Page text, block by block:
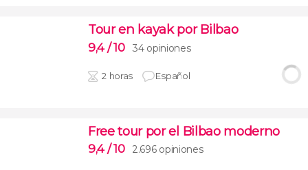
Tour en kayak por Bilbao
9,4 / 10 34 opiniones
2 horas Español
Free tour por el Bilbao moderno
9,4 / 10 2.696 opiniones